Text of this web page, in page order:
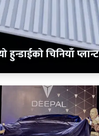
हुन्डाईको चिनियाँ प्लान्ट